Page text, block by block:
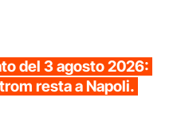
del 3 agosto 2026:
resta a Napoli.